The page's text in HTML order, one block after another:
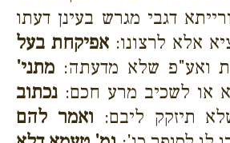
דגבי מגרש בעינן דעתו
אלא לרצונו: אפיקחת בעל
ואע"פ שלא מדעתה: מתני'
או לשכיב מרע חכם: נכתוב
תיזקק ליבם: ואמר להם